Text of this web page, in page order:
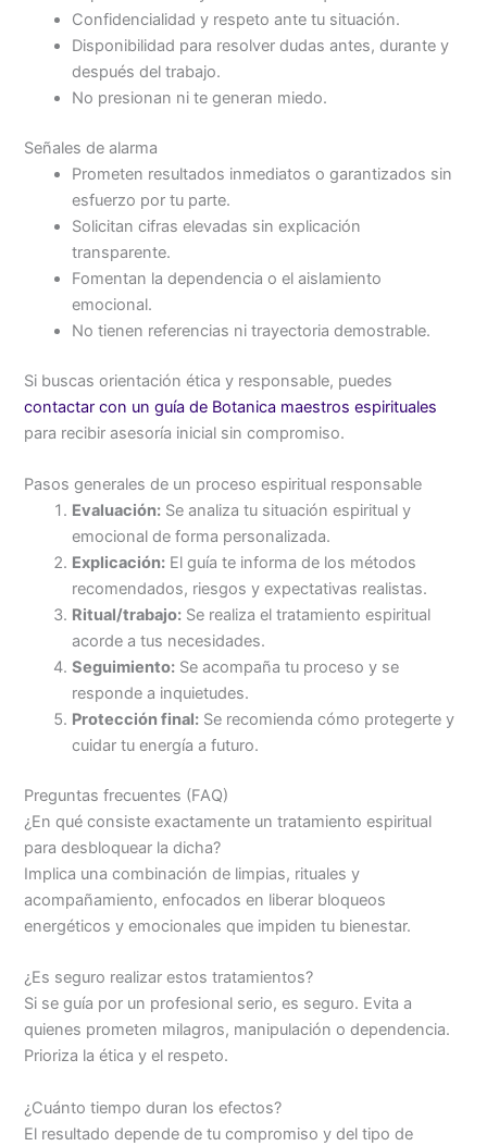
Confidencialidad y respeto ante tu situación.
Disponibilidad para resolver dudas antes, durante y
después del trabajo.
No presionan ni te generan miedo.
Señales de alarma
Prometen resultados inmediatos o garantizados sin
esfuerzo por tu parte.
Solicitan cifras elevadas sin explicación
transparente.
Fomentan la dependencia o el aislamiento
emocional.
No tienen referencias ni trayectoria demostrable.
Si buscas orientación ética y responsable, puedes
contactar con un guía de Botanica maestros espirituales
para recibir asesoría inicial sin compromiso.
Pasos generales de un proceso espiritual responsable
Evaluación: Se analiza tu situación espiritual y
emocional de forma personalizada.
Explicación: El guía te informa de los métodos
recomendados, riesgos y expectativas realistas.
Ritual/trabajo: Se realiza el tratamiento espiritual
acorde a tus necesidades.
Seguimiento: Se acompaña tu proceso y se
responde a inquietudes.
Protección final: Se recomienda cómo protegerte y
cuidar tu energía a futuro.
Preguntas frecuentes (FAQ)
¿En qué consiste exactamente un tratamiento espiritual
para desbloquear la dicha?
Implica una combinación de limpias, rituales y
acompañamiento, enfocados en liberar bloqueos
energéticos y emocionales que impiden tu bienestar.
¿Es seguro realizar estos tratamientos?
Si se guía por un profesional serio, es seguro. Evita a
quienes prometen milagros, manipulación o dependencia.
Prioriza la ética y el respeto.
¿Cuánto tiempo duran los efectos?
El resultado depende de tu compromiso y del tipo de